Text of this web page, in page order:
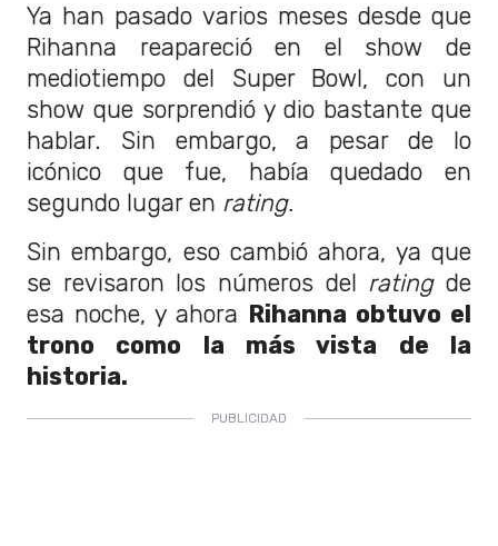
Ya han pasado varios meses desde que
Rihanna reapareció en el show de
mediotiempo del Super Bowl, con un
show que sorprendió y dio bastante que
hablar. Sin embargo, a pesar de lo
icónico que fue, había quedado en
segundo lugar en rating.
Sin embargo, eso cambió ahora, ya que
se revisaron los números del ratingde
esa noche, y ahora Rihanna obtuvo el
trono como la más vista de la
historia.